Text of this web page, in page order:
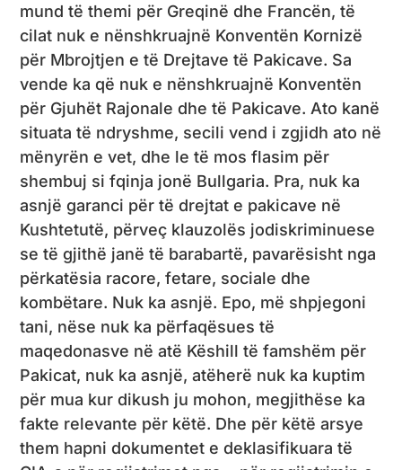
mund të themi për Greqinë dhe Francën, të
cilat nuk e nënshkruajnë Konventën Kornizë
për Mbrojtjen e të Drejtave të Pakicave. Sa
vende ka që nuk e nënshkruajnë Konventën
për Gjuhët Rajonale dhe të Pakicave. Ato kanë
situata të ndryshme, secili vend i zgjidh ato në
mënyrën e vet, dhe le të mos flasim për
shembuj si fqinja jonë Bullgaria. Pra, nuk ka
asnjë garanci për të drejtat e pakicave në
Kushtetutë, përveç klauzolës jodiskriminuese
se të gjithë janë të barabartë, pavarësisht nga
përkatësia racore, fetare, sociale dhe
kombëtare. Nuk ka asnjë. Epo, më shpjegoni
tani, nëse nuk ka përfaqësues të
maqedonasve në atë Këshill të famshëm për
Pakicat, nuk ka asnjë, atëherë nuk ka kuptim
për mua kur dikush ju mohon, megjithëse ka
fakte relevante për këtë. Dhe për këtë arsye
them hapni dokumentet e deklasifikuara të